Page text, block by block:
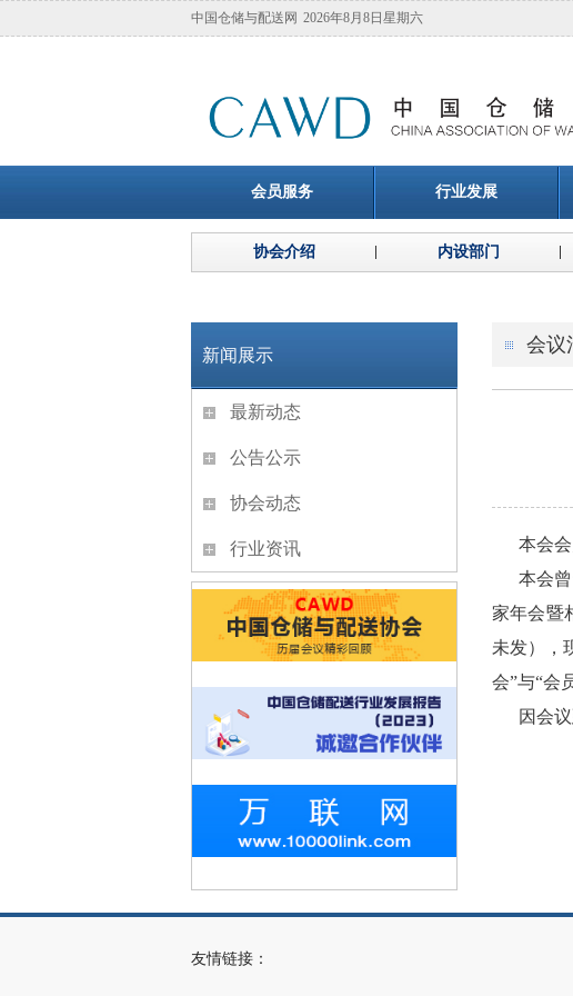
中国仓储与配送网 2026年8月8日星期六
会员服务 行业发展
协会介绍 内设部门
新闻展示
最新动态
公告公示
协会动态
行业资讯
会议
本会
本会
家年会暨
未发），
会”与“会
因会
友情链接：